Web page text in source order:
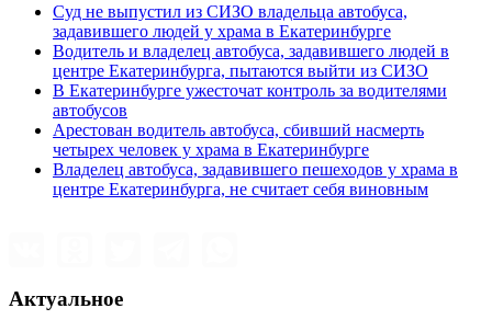
Суд не выпустил из СИЗО владельца автобуса,
задавившего людей у храма в Екатеринбурге
Водитель и владелец автобуса, задавившего людей в
центре Екатеринбурга, пытаются выйти из СИЗО
В Екатеринбурге ужесточат контроль за водителями
автобусов
Арестован водитель автобуса, сбивший насмерть
четырех человек у храма в Екатеринбурге
Владелец автобуса, задавившего пешеходов у храма в
центре Екатеринбурга, не считает себя виновным
Актуальное